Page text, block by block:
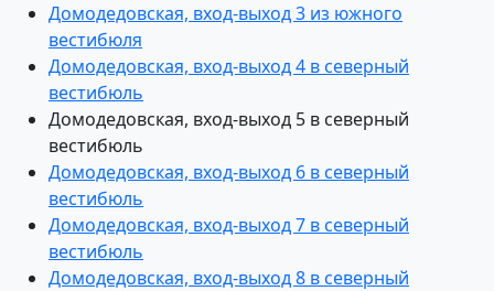
Домодедовская, вход-выход 3 из южного
вестибюля
Домодедовская, вход-выход 4 в северный
вестибюль
Домодедовская, вход-выход 5 в северный
вестибюль
Домодедовская, вход-выход 6 в северный
вестибюль
Домодедовская, вход-выход 7 в северный
вестибюль
Домодедовская, вход-выход 8 в северный